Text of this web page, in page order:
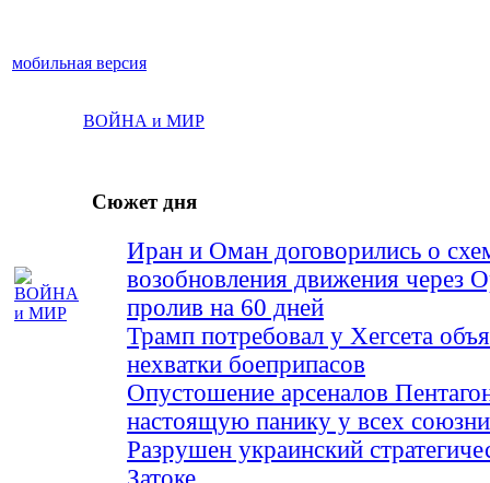
мобильная версия
ВОЙНА и МИР
Сюжет дня
Иран и Оман договорились о
возобновления движения через
пролив на 60 дней
Трамп потребовал у Хегсета
нехватки боеприпасов
Опустошение арсеналов
настоящую панику у всех
Разрушен украинский